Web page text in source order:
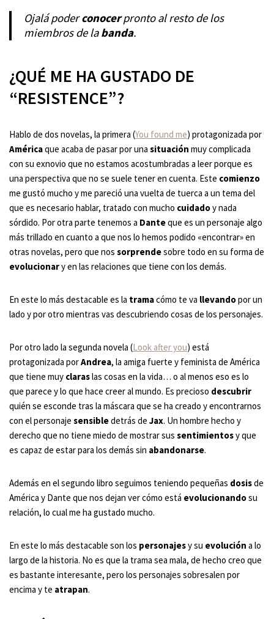
Ojalá poderconocerpronto al resto de los
miembros de labanda.
¿QUÉ ME HA GUSTADO DE
“RESISTENCE”?
Hablo de dos novelas, la primera (You found me) protagonizada por
Américaque acaba de pasar por una situación muy complicada
con su exnovio que no estamos acostumbradas a leer porque es
una perspectiva que no se suele tener en cuenta. Este comienzo
me gustó mucho y me pareció una vuelta de tuerca a un tema del
que es necesario hablar, tratado con mucho cuidadoy nada
sórdido. Por otra parte tenemos a Danteque es un personaje algo
más trillado en cuanto a que nos lo hemos podido «encontrar» en
otras novelas, pero que nos sorprendesobre todo en su forma de
evolucionary en las relaciones que tiene con los demás.
En este lo más destacable es la tramacómo te va llevandopor un
lado y por otro mientras vas descubriendo cosas de los personajes.
Por otro lado la segunda novela (Look after you) está
protagonizada porAndrea, la amiga fuerte y feminista de América
que tiene muy claraslas cosas en la vida… o al menos eso es lo
que parece y lo que hace creer al mundo. Es precioso descubrir
quién se esconde tras la máscara que se ha creado y encontrarnos
con el personaje sensibledetrás de Jax. Un hombre hecho y
derecho que no tiene miedo de mostrar sus sentimientosy que
es capaz de estar para los demás sin abandonarse.
Además en el segundo libro seguimos teniendo pequeñas dosisde
América y Dante que nos dejan ver cómo está evolucionandosu
relación, lo cual me ha gustado mucho.
En este lo más destacable son los personajesy su evolución a lo
largo de la historia. No es que la trama sea mala, de hecho creo que
es bastante interesante, pero los personajes sobresalen por
encima y te atrapan.